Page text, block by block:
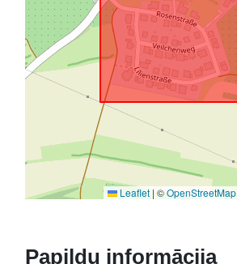
Leaflet | ©OpenStreetMap
Papildu informācija